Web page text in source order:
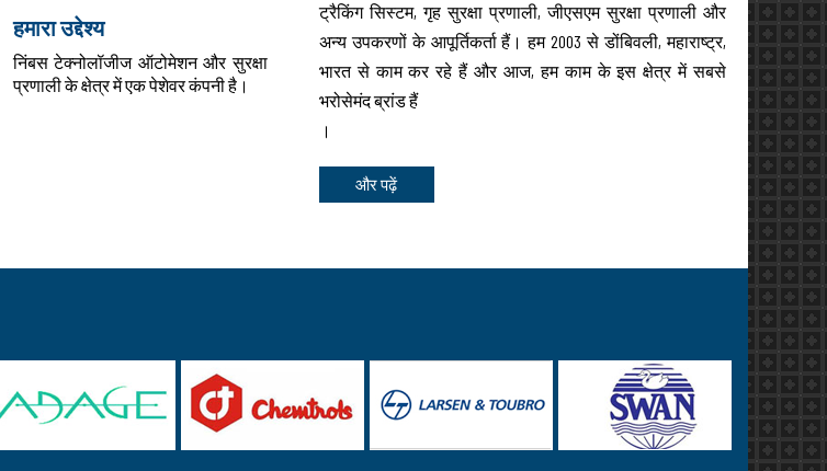
ट्रैकिंग सिस्टम, गृह सुरक्षा प्रणाली, जीएसएम सुरक्षा प्रणाली और
अन्य उपकरणों के आपूर्तिकर्ता हैं। हम 2003 से डोंबिवली, महाराष्ट्र,
भारत से काम कर रहे हैं और आज, हम काम के इस क्षेत्र में सबसे
भरोसेमंद ब्रांड हैं
।
और पढ़ें
हमारा उद्देश्य
निंबस टेक्नोलॉजीज ऑटोमेशन और सुरक्षा
प्रणाली के क्षेत्र में एक पेशेवर कंपनीहै।